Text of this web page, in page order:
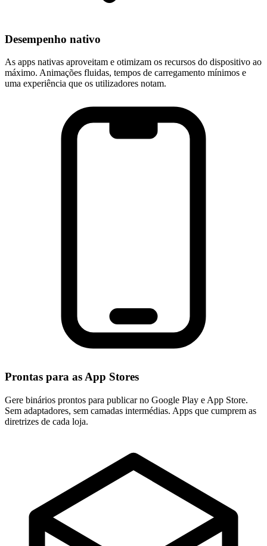
Desempenho nativo
As apps nativas aproveitam e otimizam os recursos do dispositivo ao
máximo. Animações fluidas, tempos de carregamento mínimos e
uma experiência que os utilizadores notam.
Prontas para as App Stores
Gere binários prontos para publicar no Google Play e App Store.
Sem adaptadores, sem camadas intermédias. Apps que cumprem as
diretrizes de cada loja.